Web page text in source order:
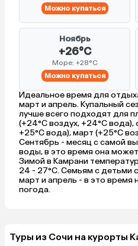
Можно купаться
Ноябрь
+26°C
Море: +28°C
Можно купаться
Идеальное время для
март и апрель. Купальный
лучше всего подходят для
(+24°C воздух, +24°C
+25°C вода), март (+25°C
Сентябрь - месяц с самой
воды, в это время она
Зимой в Камрани
24 - 27°C. Семьям с детьми
март и апрель - в это время
погода.
Туры из Сочи на курорты